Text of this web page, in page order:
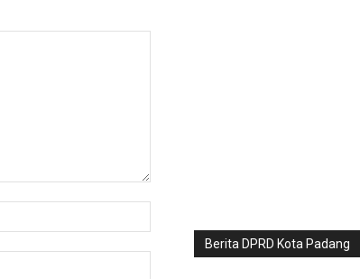
Berita DPRD Kota Padang